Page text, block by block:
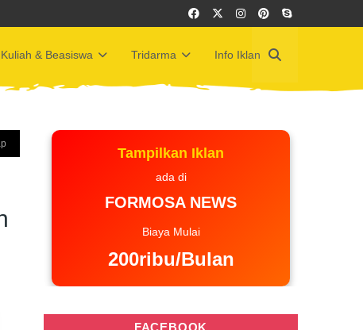
Kuliah & Beasiswa Tridarma Info Iklan
Tampilkan Iklan
ada di
FORMOSA NEWS
Biaya Mulai
200ribu/Bulan
FACEBOOK